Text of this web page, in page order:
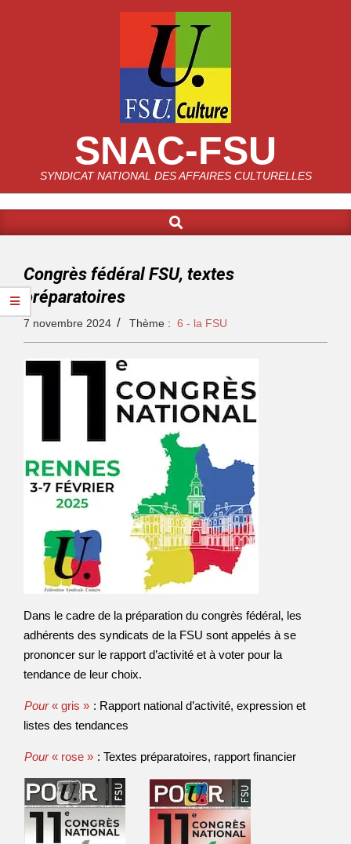
SNAC-FSU
SYNDICAT NATIONAL DES AFFAIRES CULTURELLES
Congrès fédéral FSU, textes
préparatoires
7 novembre 2024 Thème : 6 - la FSU
Dans le cadre de la préparation du congrès fédéral, les
adhérents des syndicats de la FSU sont appelés à se
prononcer sur le rapport d’activité et à voter pour la
tendance de leur choix.
Pour« gris » : Rapport national d’activité, expression et
listes des tendances
Pour« rose » : Textes préparatoires, rapport financier